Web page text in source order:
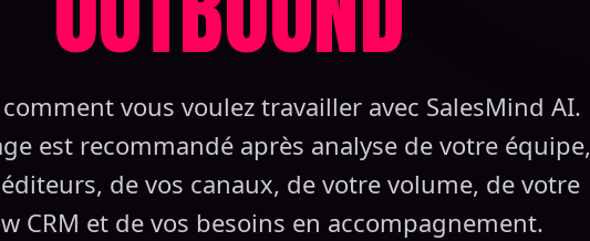
vous voulez travailler avec SalesMind AI.
est recommandé après analyse de votre équipe,
de vos canaux, de votre volume, de votre
CRM et de vos besoins en accompagnement.